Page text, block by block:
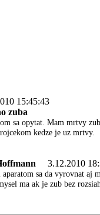
15:45:43
zuba
sa opytat. Mam mrtvy
kedze je uz mrtvy.
3.12.2010
sa da vyrovnat aj
ma ak je zub bez